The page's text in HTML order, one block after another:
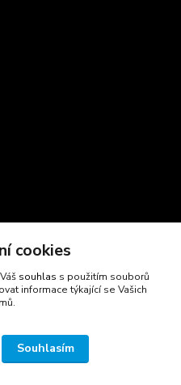
cookies
souhlas s použitím souborů
informace týkající se Vašich
Souhlasím